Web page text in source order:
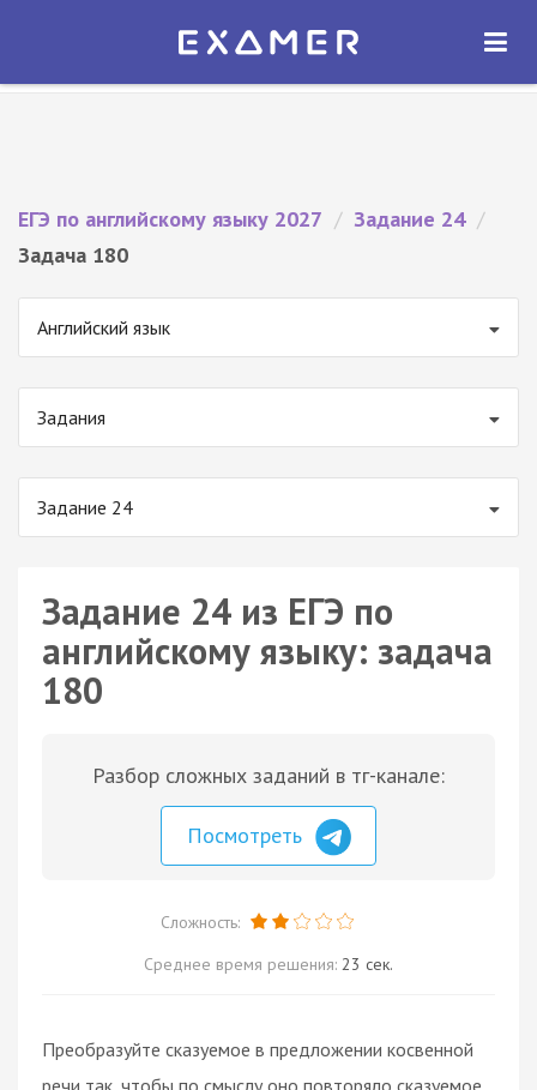
Экзамер — ЕГЭ 2027
ОТКРЫТЬ
ЕГЭ по английскому языку 2027 / Задание 24 /
Задача 180
Английский язык
Задания
Задание 24
Задание 24 из ЕГЭ по
английскому языку: задача
180
Разбор сложных заданий в тг-канале:
Посмотреть
Сложность:
Среднее время решения: 23 сек.
Преобразуйте сказуемое в предложении косвенной
речи так, чтобы по смыслу оно повторяло сказуемое